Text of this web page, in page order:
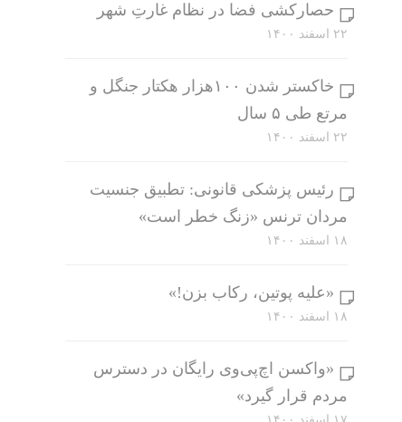
حصارکشی فضا در نظام غارتِ شهر
۲۲ اسفند ۱۴۰۰
خاکستر شدن ۱۰۰هزار هکتار جنگل و
مرتع طی ۵ سال
۲۲ اسفند ۱۴۰۰
رئیس پزشکی قانونی: تطبیق جنسیت
مردان ترنس «زنگ خطر است»
۱۸ اسفند ۱۴۰۰
«علیه پوتین، رکاب بزن!»
۱۸ اسفند ۱۴۰۰
«واکسن اچ‌پی‌وی رایگان در دسترس
مردم قرار گیرد»